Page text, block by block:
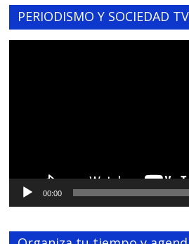
PERIODISMO Y SOCIEDAD TV
00:00